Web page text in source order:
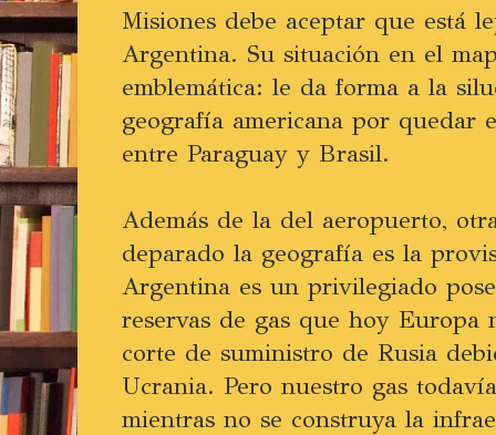
Misiones debe aceptar que está
Argentina. Su situación en el
emblemática: le da forma a la
geografía americana por quedar
entre Paraguay y Brasil.
Además de la del aeropuerto,
deparado la geografía es la
Argentina es un privilegiado
reservas de gas que hoy Europa
corte de suministro de Rusia
Ucrania. Pero nuestro gas
mientras no se construya la